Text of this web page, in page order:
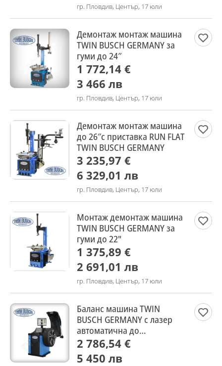
гр. Пловдив, Център, 17 юли
Демонтаж монтаж машина
TWIN BUSCH GERMANY за
гуми до 24″
1 772,14 €
3 466 лв
гр. Пловдив, Център, 17 юли
Демонтаж монтаж машина
до 26″с приставка RUN FLAT
TWIN BUSCH GERMANY
3 235,97 €
6 329,01 лв
гр. Пловдив, Център, 17 юли
Монтаж демонтаж машина
TWIN BUSCH GERMANY за
гуми до 22"
1 375,89 €
2 691,01 лв
гр. Пловдив, Център, 17 юли
Баланс машина TWIN
BUSCH GERMANY с лазер
автоматична до
24″.ЛИЗИНГ
2 786,54 €
5 450 лв